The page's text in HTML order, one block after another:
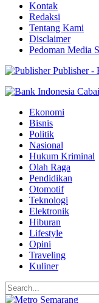
Kontak
Redaksi
Tentang Kami
Disclaimer
Pedoman Media
Publisher -
Ekonomi
Bisnis
Politik
Nasional
Hukum Kriminal
Olah Raga
Pendidikan
Otomotif
Teknologi
Elektronik
Hiburan
Lifestyle
Opini
Traveling
Kuliner